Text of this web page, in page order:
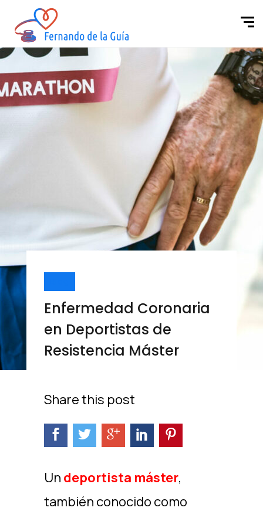
Enfermedad Coronaria
en Deportistas de
Resistencia Máster
Share this post
Un deportista máster,
también conocido como